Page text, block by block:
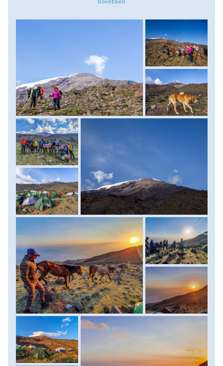
egy gyönyörű sziklapárkányon találjuk magunkat. Itt
ittlétünk után visszaereszkedünk az 1-es táborba, kicsivel
3000 méter fölé. Erőt adó vacsoránk után átbeszéljük az
eddigi tapasztalatokat és korán álomra hajtjuk fejünket.
Menetidő: 4-5 óra, szint: 700 méter fel/le. Szállás: 2
személyes, magashegyi sátrakban. Ellátás: reggeli, ebéd,